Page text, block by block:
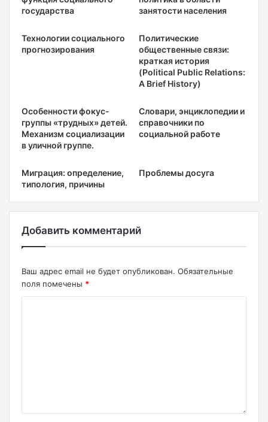
государства
занятости населения
Технологии социального
прогнозирования
Политические
общественные связи:
краткая история
(Political Public Relations:
A Brief History)
Особенности фокус-
группы «трудных» детей.
Механизм социализации
в уличной группе.
Словари, энциклопедии и
справочники по
социальной работе
Миграция: определение,
типология, причины
Проблемы досуга
Добавить комментарий
Ваш адрес email не будет опубликован. Обязательные
поля помечены *